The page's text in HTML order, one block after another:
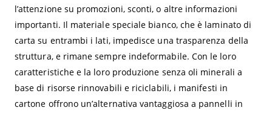
l’attenzione su promozioni, sconti, o altre informazioni
importanti. Il materiale speciale bianco, che è laminato di
carta su entrambi i lati, impedisce una trasparenza della
struttura, e rimane sempre indeformabile. Con le loro
caratteristiche e la loro produzione senza oli minerali a
base di risorse rinnovabili e riciclabili, i manifesti in
cartone offrono un’alternativa vantaggiosa a pannelli in